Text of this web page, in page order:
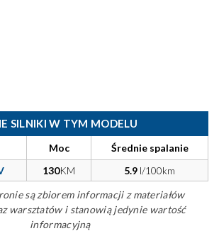
SILNIKI W TYM MODELU
Moc
Średnie spalanie
130KM 5.9 l/100km
są zbiorem informacji z materiałów
warsztatów i stanowią jedynie wartość
informacyjną